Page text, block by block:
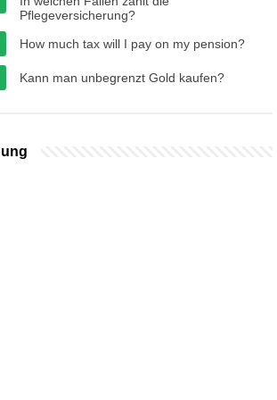
Pflegeversicherung?
How much tax will I pay on my pension?
Kann man unbegrenzt Gold kaufen?